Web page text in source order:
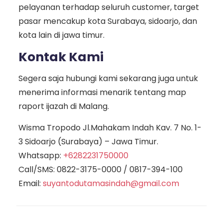
pelayanan terhadap seluruh customer, target
pasar mencakup kota Surabaya, sidoarjo, dan
kota lain di jawa timur.
Kontak Kami
Segera saja hubungi kami sekarang juga untuk
menerima informasi menarik tentang map
raport ijazah di Malang.
Wisma Tropodo Jl.Mahakam Indah Kav. 7 No. 1-
3 Sidoarjo (Surabaya) – Jawa Timur.
Whatsapp: +6282231750000
Call/SMS: 0822-3175-0000/ 0817-394-100
Email: suyantodutamasindah@gmail.com